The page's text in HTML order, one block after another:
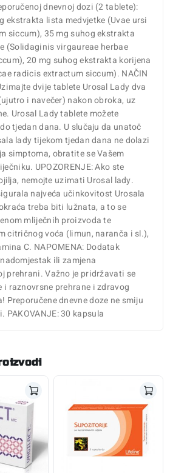
dnevnoj dozi (2 tablete):
ekstrakta lista medvjetke (Uvae ursi
siccum), 35 mg suhog ekstrakta
(Solidaginis virgaureae herbae
20 mg suhog ekstrakta korijena
radicis extractum siccum). NAČIN
dvije tablete Urosal Lady dva
i navečer) nakon obroka, uz
Urosal Lady tablete možete
tjedan dana. U slučaju da unatoč
lady tijekom tjedan dana ne dolazi
simptoma, obratite se Vašem
UPOZORENJE: Ako ste
nemojte uzimati Urosal lady.
najveća učinkovitost Urosala
treba biti lužnata, a to se
mliječnih proizvoda te
citričnog voća (limun, naranča i sl.),
C. NAPOMENA: Dodatak
ili zamjena
prehrani. Važno je pridržavati se
i raznovrsne prehrane i zdravog
Preporučene dnevne doze ne smiju
PAKOVANJE: 30 kapsula